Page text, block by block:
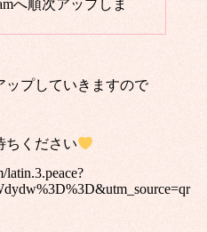
へ順次アップしま
ップしていきますので
ちください
latin.3.peace?